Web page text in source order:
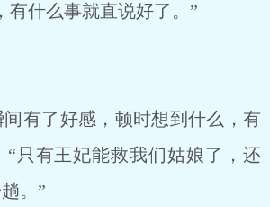
有什么事就直说好了。”
有了好感，顿时想到什么，有
“只有王妃能救我们姑娘了，还
。”